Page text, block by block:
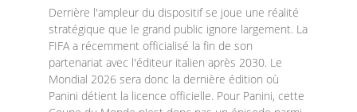
Derrière l'ampleur du dispositif se joue une réalité
stratégique que le grand public ignore largement. La
FIFA a récemment officialisé la fin de son
partenariat avec l'éditeur italien après 2030. Le
Mondial 2026 sera donc la dernière édition où
Panini détient la licence officielle. Pour Panini, cette